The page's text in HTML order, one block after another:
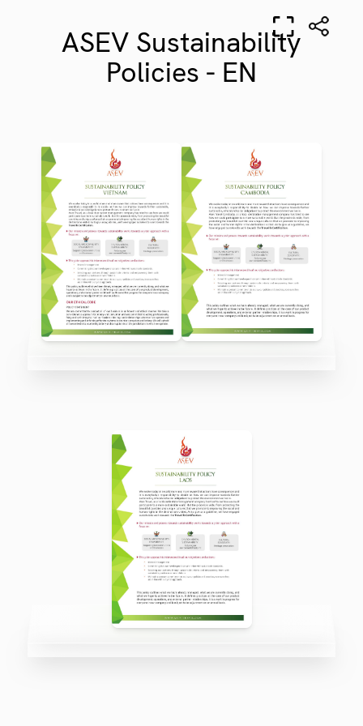
ASEV Sustainability
Policies - EN